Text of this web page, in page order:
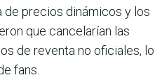
de precios dinámicos y los
que cancelarían las
de reventa no oficiales, lo
fans.